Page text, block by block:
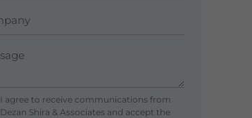
I agree to receive communications from
Dezan Shira & Associates and accept the